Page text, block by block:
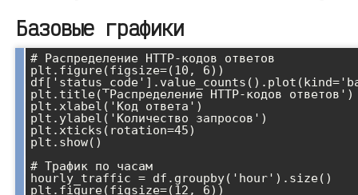
Базовые графики
# Распределение HTTP-кодов ответов
plt.figure(figsize=(10, 6))
plt.title('Распределение HTTP-кодов ответов')
plt.xlabel('Код ответа')
plt.ylabel('Количество запросов')
plt.xticks(rotation=45)
plt.show()
# Трафик по часам
hourly_traffic = df.groupby('hour').size()
plt.figure(figsize=(12, 6))